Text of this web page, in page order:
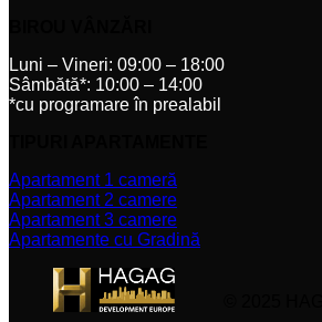
Luni – Vineri: 09:00 – 18:00
Sâmbătă*: 10:00 – 14:00
*cu programare în prealabil
Apartament 1 cameră
Apartament 2 camere
Apartament 3 camere
Apartamente cu Gradină